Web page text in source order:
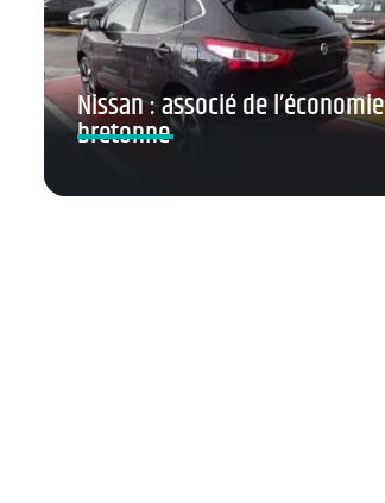
Nissan : associé de l’économie
bretonne